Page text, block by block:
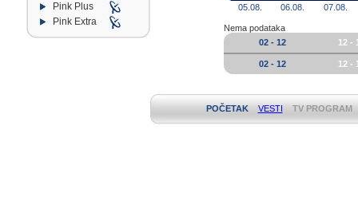
Pink Plus
Pink Extra
05.08.
06.08. 07.08.
Nema podataka
02 - 12
12 -
02 - 12 12 -
POČETAK VESTI TV PROGRAM